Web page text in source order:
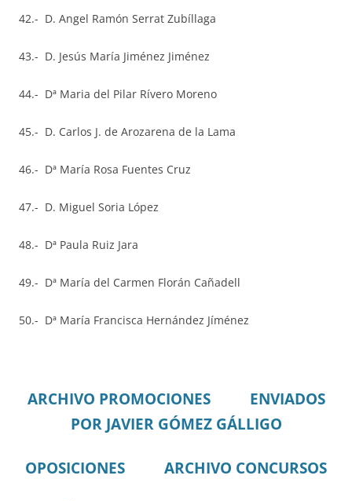
42.- D. Angel Ramón Serrat Zubíllaga
43.- D. Jesús María Jiménez Jiménez
44.- Dª Maria del Pilar Rívero Moreno
45.- D. Carlos J. de Arozarena de la Lama
46.- Dª María Rosa Fuentes Cruz
47.- D. Miguel Soria López
48.- Dª Paula Ruiz Jara
49.- Dª María del Carmen Florán Cañadell
50.- Dª María Francisca Hernández Jíménez
ARCHIVO PROMOCIONES
ENVIADOS
POR JAVIER GÓMEZ GÁLLIGO
OPOSICIONES ARCHIVO CONCURSOS